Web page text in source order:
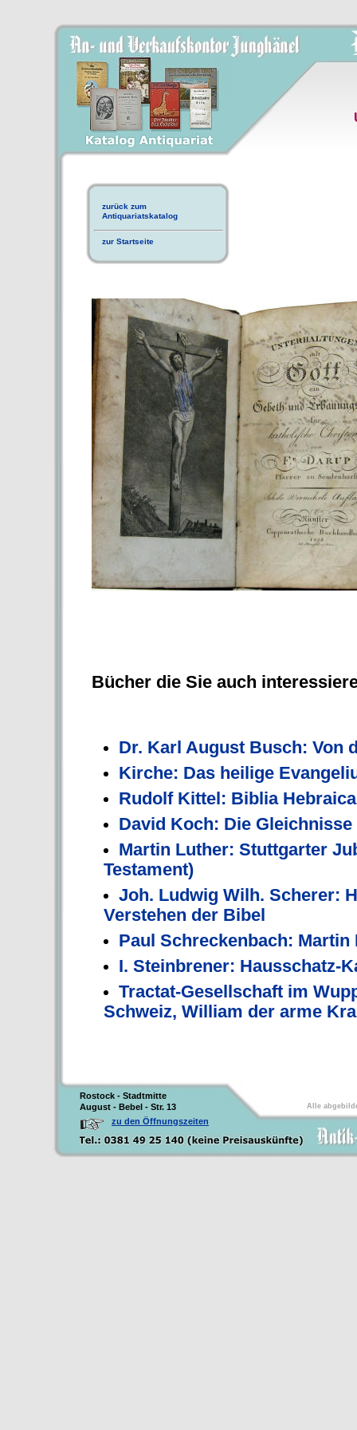
zurück zum
Antiquariatskatalog
zur Startseite
Bücher die Sie auch
Dr. Karl August Busch: Von
Kirche: Das heilige
Rudolf Kittel: Biblia Hebraica
David Koch: Die Gleichnisse
Martin Luther: Stuttgarter
Testament)
Joh. Ludwig Wilh. Scherer:
Verstehen der Bibel
Paul Schreckenbach: Martin
I. Steinbrener: Hausschatz-
Tractat-Gesellschaft im
Schweiz, William der arme
Rostock - Stadtmitte
August - Bebel - Str. 13
zu den Öffnungszeiten
Alle